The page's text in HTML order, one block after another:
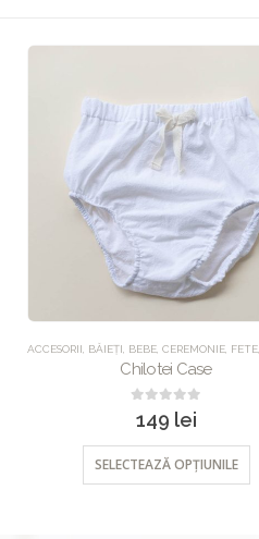
,PANTALONI SETURI
ACCESORII BĂIEȚI BEBE CEREMONIE FETE
Chilotei Case
out of 5
149 lei
SELECTEAZĂ OPȚIUNILE